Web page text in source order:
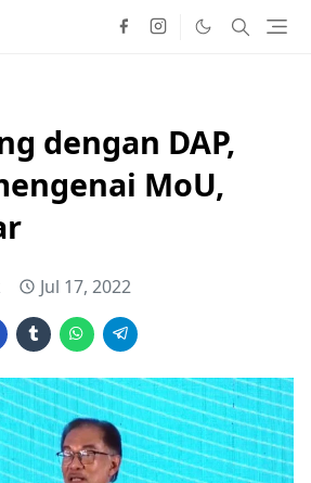
dengan DAP,
MoU,
Jul 17, 2022